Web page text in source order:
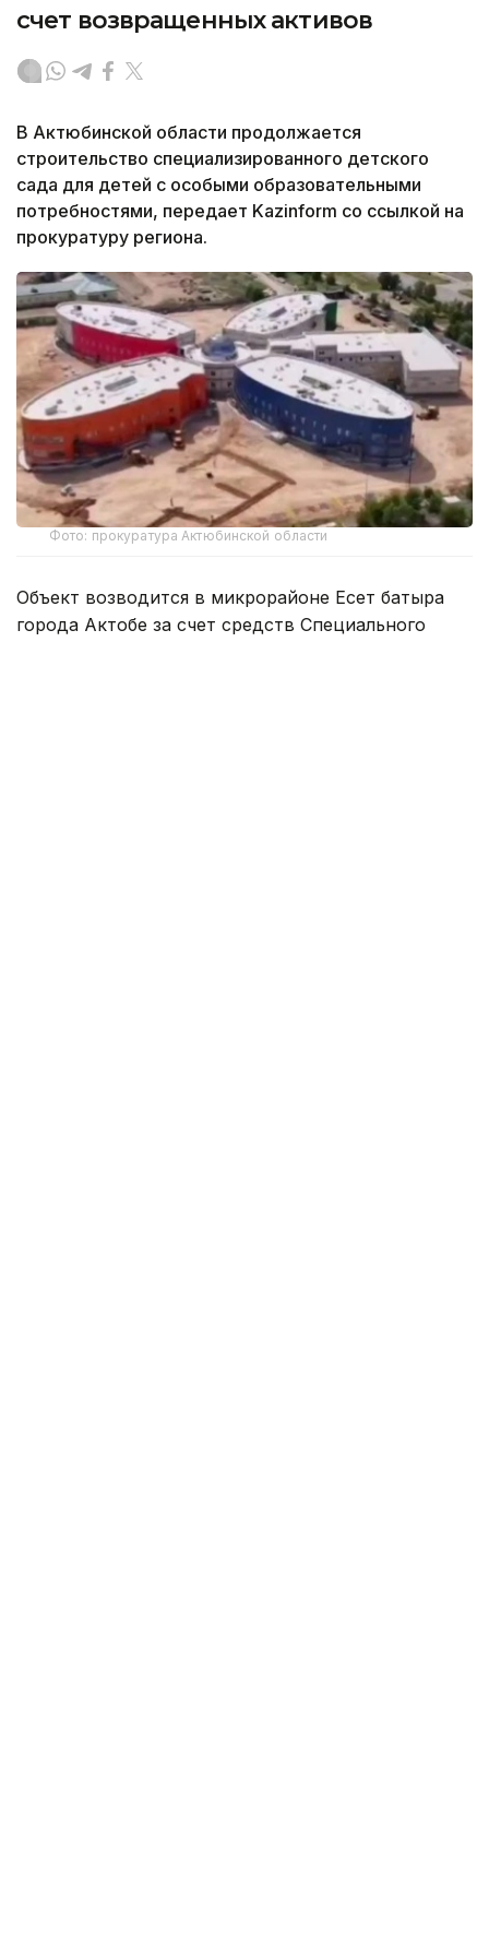
счет возвращенных активов
В Актюбинской области продолжается
строительство специализированного детского
сада для детей с особыми образовательными
потребностями, передает Kazinform со ссылкой на
прокуратуру региона.
Фото: прокуратура Актюбинской области
Объект возводится в микрорайоне Есет батыра
города Актобе за счет средств Специального